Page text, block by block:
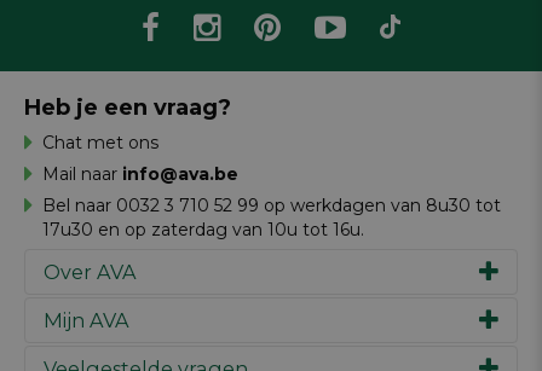
Over AVA
Ons verhaal
Mijn AVA
Heb je een vraag?
Chat met ons
Mail naar info@ava.be
Bel naar 0032 3 710 52 99 op werkdagen van 8u30 tot
17u30 en op zaterdag van 10u tot 16u.